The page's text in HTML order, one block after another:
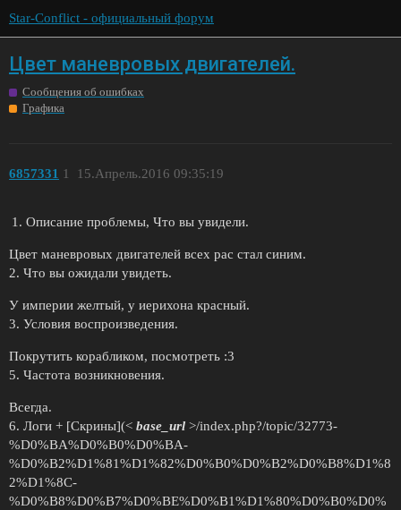
Star-Conflict - официальный форум
Цвет маневровых двигателей.
Сообщения об ошибках
Графика
6857331 15.Апрель.2016 09:35:19
1
Описание проблемы, Что вы увидели.
Цвет маневровых двигателей всех рас стал синим.
2. Что вы ожидали увидеть.
У империи желтый, у иерихона красный.
3. Условия воспроизведения.
Покрутить корабликом, посмотреть :3
5. Частота возникновения.
Всегда.
6. Логи + [Скрины](< base_url >/index.php?/topic/32773-
%D0%BA%D0%B0%D0%BA-
%D0%B2%D1%81%D1%82%D0%B0%D0%B2%D0%B8%D1%8
2%D1%8C-
%D0%B8%D0%B7%D0%BE%D0%B1%D1%80%D0%B0%D0%